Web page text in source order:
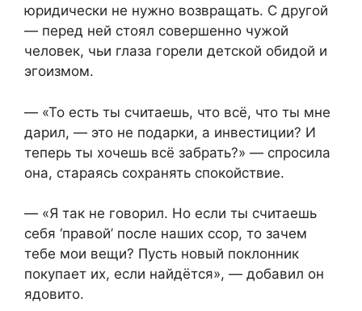
юридически не нужно возвращать. С другой
— перед ней стоял совершенно чужой
человек, чьи глаза горели детской обидой и
эгоизмом.
— «То есть ты считаешь, что всё, что ты мне
дарил, — это не подарки, а инвестиции? И
теперь ты хочешь всё забрать?» — спросила
она, стараясь сохранять спокойствие.
— «Я так не говорил. Но если ты считаешь
себя ‘правой’ после наших ссор, то зачем
тебе мои вещи? Пусть новый поклонник
покупает их, если найдётся», — добавил он
ядовито.